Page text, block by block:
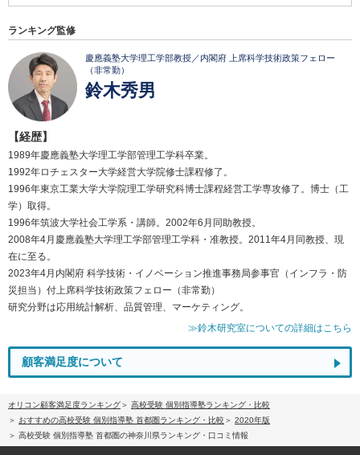
ランキング監修
慶應義塾大学理工学部教授／内閣府 上席科学技術政策フェロー
（非常勤）
鈴木秀男
【経歴】
1989年慶應義塾大学理工学部管理工学科卒業。
1992年ロチェスター大学経営大学院修士課程修了。
1996年東京工業大学大学院理工学研究科博士課程経営工学専攻修了。博士（工
学）取得。
1996年筑波大学社会工学系・講師。2002年6月同助教授。
2008年4月慶應義塾大学理工学部管理工学科・准教授。2011年4月同教授、現
在に至る。
2023年4月内閣府 科学技術・イノベーション推進事務局参事官（インフラ・防
災担当）付上席科学技術政策フェロー（非常勤）
研究分野は応用統計解析、品質管理、マーケティング。
≫鈴木研究室についての詳細はこちら
顧客満足度について
オリコン顧客満足度ランキング
高校受験 個別指導塾ランキング・比較
おすすめの高校受験 個別指導塾 首都圏ランキング・比較
2020年版
高校受験 個別指導塾 首都圏の神奈川県ランキング・口コミ情報